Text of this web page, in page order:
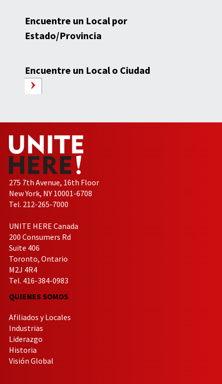
Encuentre un Local por
Estado/Provincia
Encuentre un Local o Ciudad
275 7th Avenue, 16th Floor
New York, NY 10001-6708
Tel. 212-265-7000
UNITE HERE Canada
200 Consumers Rd
Suite 406
Toronto, Ontario
M2J 4R4
Tel. 416-384-0983
QUIENES SOMOS
Afiliados y Locales
Industrias
Liderazgo
Historia
Visión Global